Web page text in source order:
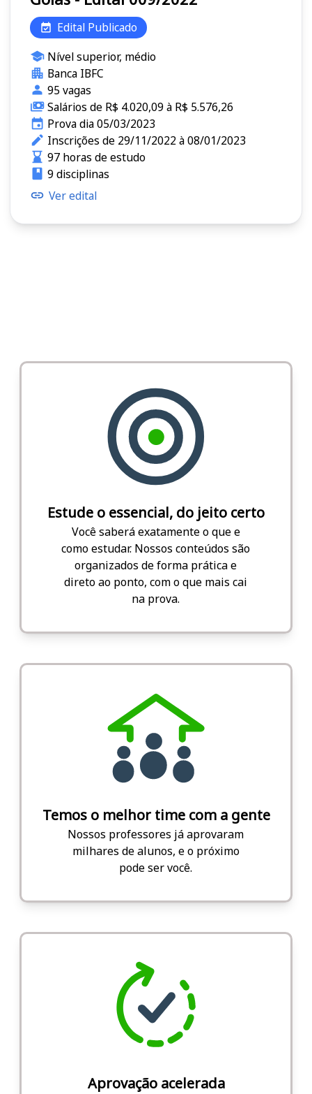
Edital Publicado
Nível superior, médio
Banca IBFC
95 vagas
Salários de R$ 4.020,09 à R$ 5.576,26
Prova dia 05/03/2023
Inscrições de 29/11/2022 à 08/01/2023
97 horas de estudo
9 disciplinas
Ver edital
Estude o essencial, do jeito certo
Você saberá exatamente o que e
como estudar. Nossos conteúdos são
organizados de forma prática e
direto ao ponto, com o que mais cai
na prova.
Temos o melhor time com a gente
Nossos professores já aprovaram
milhares de alunos, e o próximo
pode ser você.
Aprovação acelerada